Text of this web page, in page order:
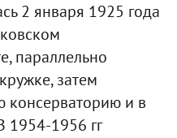
2 января 1925 года
параллельно
затем
консерваторию и в
1954-1956 гг